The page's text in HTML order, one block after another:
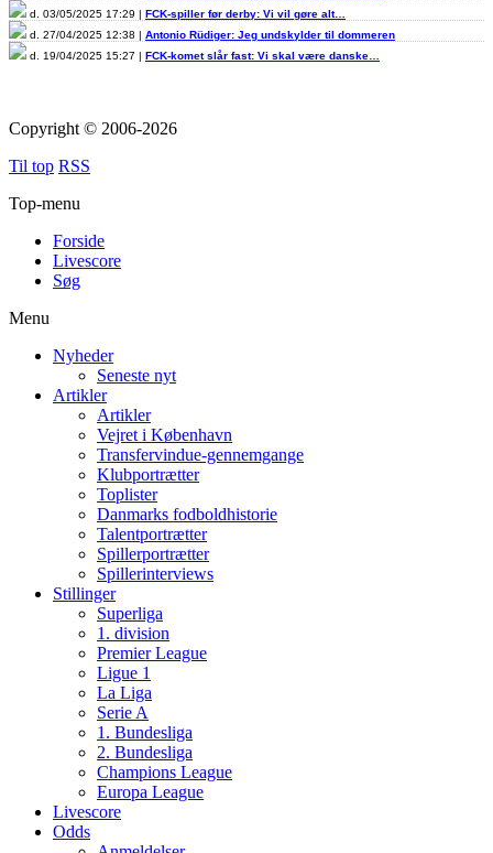
d. 03/05/2025 17:29 | FCK-spiller før derby: Vi vil gøre alt…
d. 27/04/2025 12:38 | Antonio Rüdiger: Jeg undskylder til dommeren
d. 19/04/2025 15:27 | FCK-komet slår fast: Vi skal være danske…
Copyright © 2006-2026
Til top RSS
Top-menu
Forside
Livescore
Søg
Menu
Nyheder
Seneste nyt
Artikler
Artikler
Vejret i København
Transfervindue-gennemgange
Klubportrætter
Toplister
Danmarks fodboldhistorie
Talentportrætter
Spillerportrætter
Spillerinterviews
Stillinger
Superliga
1. division
Premier League
Ligue 1
La Liga
Serie A
1. Bundesliga
2. Bundesliga
Champions League
Europa League
Livescore
Odds